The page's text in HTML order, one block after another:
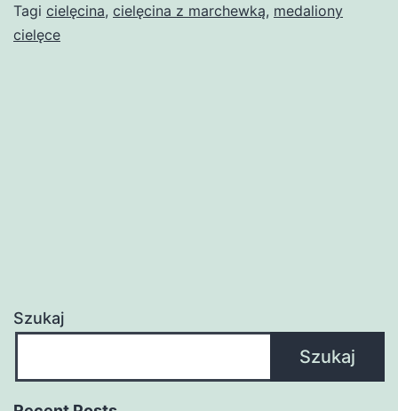
Tagi cielęcina, cielęcina z marchewką, medaliony
cielęce
Szukaj
Szukaj